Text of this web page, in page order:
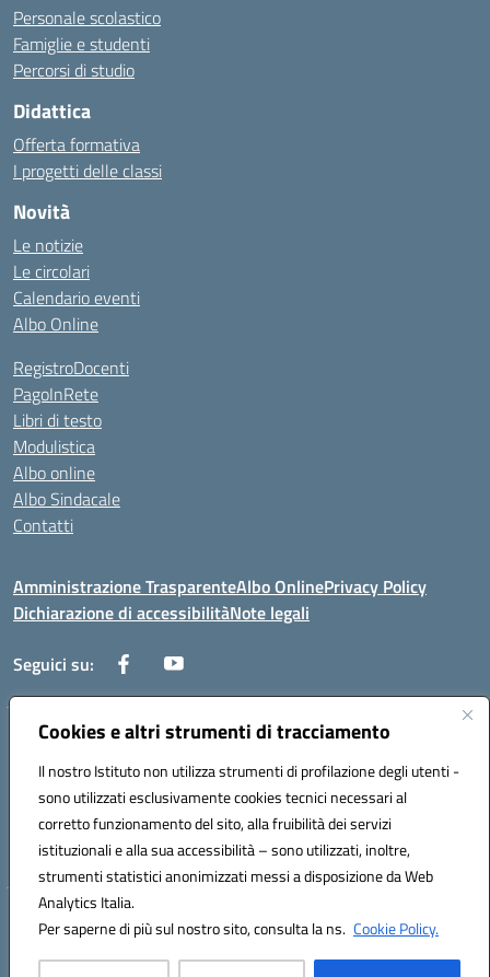
Cookies e altri strumenti di tracciamento
Il nostro Istituto non utilizza strumenti di profilazione degli utenti -
sono utilizzati esclusivamente cookies tecnici necessari al
corretto funzionamento del sito, alla fruibilità dei servizi
istituzionali e alla sua accessibilità – sono utilizzati, inoltre,
strumenti statistici anonimizzati messi a disposizione da Web
Analytics Italia.
Per saperne di più sul nostro sito, consulta la ns. Cookie Policy.
Personale scolastico
Famiglie e studenti
Percorsi di studio
Didattica
Offerta formativa
I progetti delle classi
Novità
Le notizie
Le circolari
Calendario eventi
Albo Online
RegistroDocenti
PagoInRete
Libri di testo
Modulistica
Albo online
Albo Sindacale
Contatti
Amministrazione TrasparenteAlbo OnlinePrivacy Policy
Dichiarazione di accessibilitàNote legali
Seguici su:
Via Negroni - 87100 Cosenza
Telefono e Fax: 098433104
Mail: csic898008@istruzione.it - PEC: csic898008@pec.istruzione.it
Codice univoco ufficio: UFUEI1
Codice meccanografico: CSIC898008
Codice fiscale: 98094050782
Hosting & Powered by 3D Solution S.r.l.
Concept & Design by Designers Italia